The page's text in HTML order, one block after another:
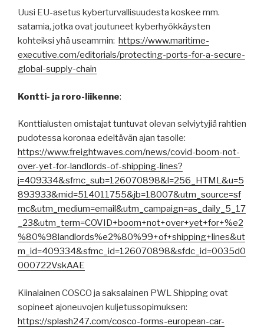
Uusi EU-asetus kyberturvallisuudesta koskee mm.
satamia, jotka ovat joutuneet kyberhyökkäysten
kohteiksi yhä useammin: https://www.maritime-
executive.com/editorials/protecting-ports-for-a-secure-
global-supply-chain
Kontti- ja roro-liikenne:
Konttialusten omistajat tuntuvat olevan selviytyjiä rahtien
pudotessa koronaa edeltävän ajan tasolle:
https://www.freightwaves.com/news/covid-boom-not-
over-yet-for-landlords-of-shipping-lines?
j=409334&sfmc_sub=126070898&l=256_HTML&u=5
893933&mid=514011755&jb=18007&utm_source=sf
mc&utm_medium=email&utm_campaign=as_daily_5_17
_23&utm_term=COVID+boom+not+over+yet+for+%e2
%80%98landlords%e2%80%99+of+shipping+lines&ut
m_id=409334&sfmc_id=126070898&sfdc_id=0035d0
000722VskAAE
Kiinalainen COSCO ja saksalainen PWL Shipping ovat
sopineet ajoneuvojen kuljetussopimuksen:
https://splash247.com/cosco-forms-european-car-